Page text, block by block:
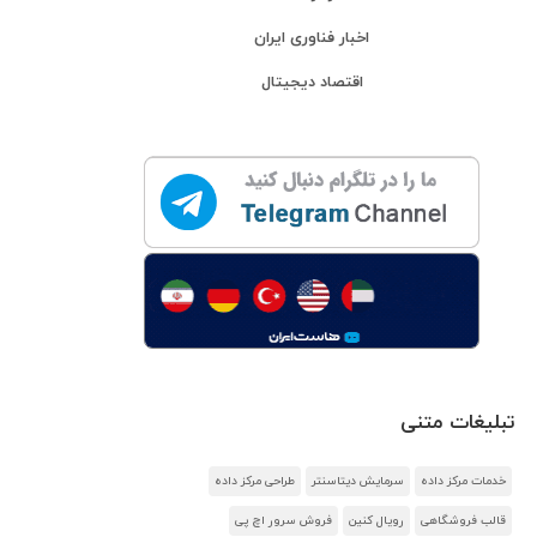
اخبار فناوری ایران
اقتصاد دیجیتال
تبلیغات متنی
خدمات مرکز داده سرمایش دیتاسنتر طراحی مرکز داده
قالب فروشگاهی رویال کنین فروش سرور اچ پی